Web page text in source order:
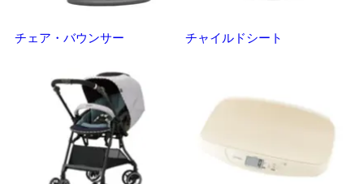
チェア・バウンサー チャイルドシート